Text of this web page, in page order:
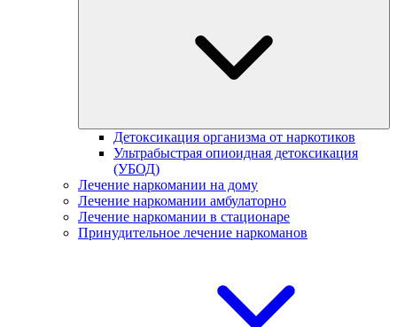
Детоксикация организма от наркотиков
Ультрабыстрая опиоидная детоксикация
(УБОД)
Лечение наркомании на дому
Лечение наркомании амбулаторно
Лечение наркомании в стационаре
Принудительное лечение наркоманов